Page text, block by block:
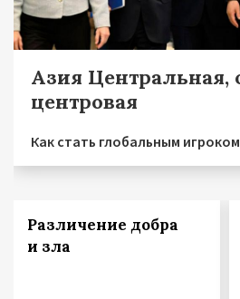
Азия Центральная,
центровая
Как стать глобальным
Различение добра
и зла